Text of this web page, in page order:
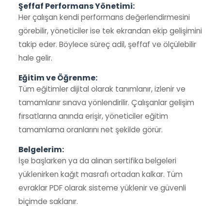
Şeffaf Performans Yönetimi:
Her çalışan kendi performans değerlendirmesini
görebilir, yöneticiler ise tek ekrandan ekip gelişimini
takip eder. Böylece süreç adil, şeffaf ve ölçülebilir
hale gelir.
Eğitim ve Öğrenme:
Tüm eğitimler dijital olarak tanımlanır, izlenir ve
tamamlanır sınava yönlendirilir. Çalışanlar gelişim
fırsatlarına anında erişir, yöneticiler eğitim
tamamlama oranlarını net şekilde görür.
Belgelerim:
İşe başlarken ya da alınan sertifika belgeleri
yüklenirken kağıt masrafı ortadan kalkar. Tüm
evraklar PDF olarak sisteme yüklenir ve güvenli
biçimde saklanır.